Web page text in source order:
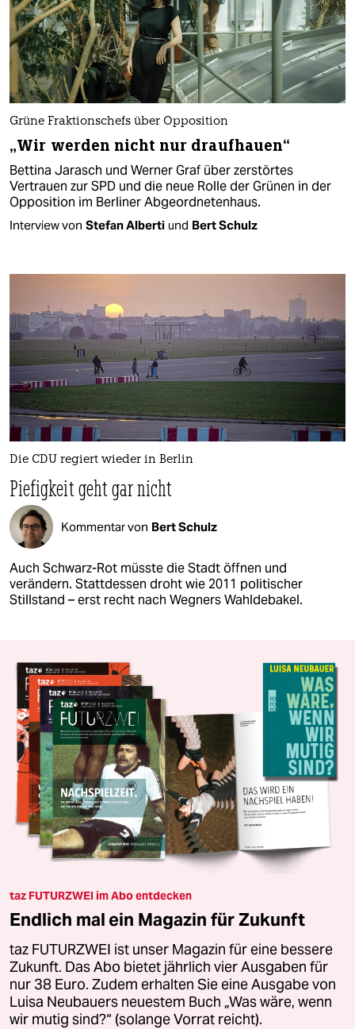
Grüne Fraktionschefs über Opposition
„Wir werden nicht nur draufhauen“
Bettina Jarasch und Werner Graf über zerstörtes
Vertrauen zur SPD und die neue Rolle der Grünen in der
Opposition im Berliner Abgeordnetenhaus.
Interview von Stefan Alberti und Bert Schulz
Die CDU regiert wieder in Berlin
Piefigkeit geht gar nicht
Kommentar von Bert Schulz
Auch Schwarz-Rot müsste die Stadt öffnen und
verändern. Stattdessen droht wie 2011 politischer
Stillstand – erst recht nach Wegners Wahldebakel.
taz FUTURZWEI im Abo entdecken
Endlich mal ein Magazin für Zukunft
taz FUTURZWEI ist unser Magazin für eine bessere
Zukunft. Das Abo bietet jährlich vier Ausgaben für
nur 38 Euro. Zudem erhalten Sie eine Ausgabe von
Luisa Neubauers neuestem Buch „Was wäre, wenn
wir mutig sind?“ (solange Vorrat reicht).